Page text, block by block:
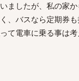
ましたが、私の家
、バスなら定期券
て電車に乗る事は